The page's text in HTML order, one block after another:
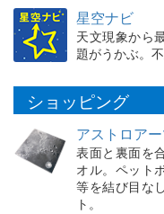
星空ナビ
天文現象から
題がうかぶ。
ショッピング
アストロア
表面と裏面を
オル。ペット
等を結び目な
ト。